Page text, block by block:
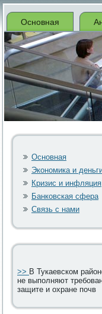
Основная
Основная
Экономика и
Кризис и инфляция
Банковская сфера
Связь с нами
>> В Тукаевском
не выполняют
защите и охране почв